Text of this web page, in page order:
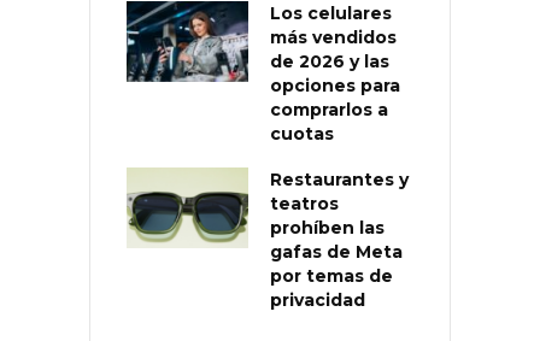
Los celulares
más vendidos
de 2026 y las
opciones para
comprarlos a
cuotas
Restaurantes y
teatros
prohíben las
gafas de Meta
por temas de
privacidad